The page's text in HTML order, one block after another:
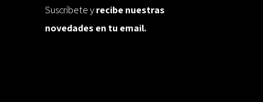
Suscríbete yrecibe nuestras
novedades en tu email.